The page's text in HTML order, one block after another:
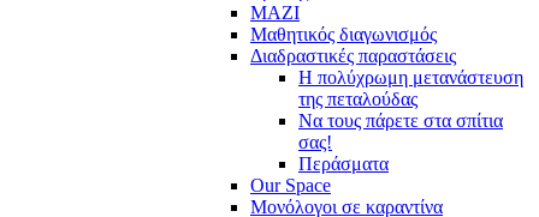
ΜΑΖΙ
Μαθητικός διαγωνισμός
Διαδραστικές παραστάσεις
Η πολύχρωμη μετανάστευση
της πεταλούδας
Να τους πάρετε στα σπίτια
σας!
Περάσματα
Our Space
Μονόλογοι σε καραντίνα